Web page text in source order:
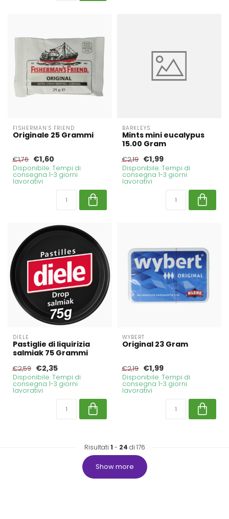
FISHERMAN'S FRIEND
Originale 25 Grammi
€1,76 €1,60
Disponibile. Tempi di
consegna 1-3 giorni
lavorativi
BARKLEYS
Mints mini eucalypus
15.00 Gram
€2,19 €1,99
Disponibile. Tempi di
consegna 1-3 giorni
lavorativi
DIELE
Pastiglie di liquirizia
salmiak 75 Grammi
€2,59 €2,35
Disponibile. Tempi di
consegna 1-3 giorni
lavorativi
WYBERT
Original 23 Gram
€2,19 €1,99
Disponibile. Tempi di
consegna 1-3 giorni
lavorativi
Risultati 1 - 24 di 176
Show more